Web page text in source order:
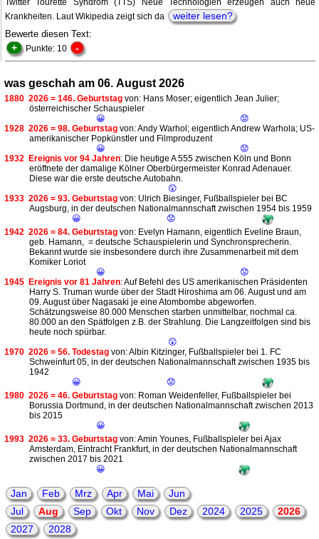
Twitter Tourette Syndrom (TTS) Neue Technologien erzeugen auch neue
Krankheiten. Laut Wikipedia zeigt sich da
weiter lesen?
Bewerte diesen Text:
+ Punkte: 10 -
was geschah am 06. August 2026
1880 2026 = 146. Geburtstag von: Hans Moser; eigentlich Jean Julier;
österreichischer Schauspieler
😀
😟
1928 2026 = 98. Geburtstag von: Andy Warhol; eigentlich Andrew Warhola; US-
amerikanischer Popkünstler und Filmproduzent
😀
😟
1932 Ereignis vor 94 Jahren: Die heutige A 555 zwischen Köln und Bonn
eröffnete der damalige Kölner Oberbürgermeister Konrad Adenauer.
Diese war die erste deutsche Autobahn.
😲
1933 2026 = 93. Geburtstag von: Ulrich Biesinger, Fußballspieler bei BC
Augsburg, in der deutschen Nationalmannschaft zwischen 1954 bis 1959
😀
😟
1942 2026 = 84. Geburtstag von: Evelyn Hamann, eigentlich Eveline Braun,
geb. Hamann, = deutsche Schauspielerin und Synchronsprecherin.
Bekannt wurde sie insbesondere durch ihre Zusammenarbeit mit dem
Komiker Loriot
😀
😟
1945 Ereignis vor 81 Jahren: Auf Befehl des US amerikanischen Präsidenten
Harry S. Truman wurde über der Stadt Hiroshima am 06. August und am
09. August über Nagasaki je eine Atombombe abgeworfen.
Schätzungsweise 80.000 Menschen starben unmittelbar, nochmal ca.
80.000 an den Spätfolgen z.B. der Strahlung. Die Langzeitfolgen sind bis
heute noch spürbar.
😲
1970 2026 = 56. Todestag von: Albin Kitzinger, Fußballspieler bei 1. FC
Schweinfurt 05, in der deutschen Nationalmannschaft zwischen 1935 bis
1942
😀
😟
1980 2026 = 46. Geburtstag von: Roman Weidenfeller, Fußballspieler bei
Borussia Dortmund, in der deutschen Nationalmannschaft zwischen 2013
bis 2015
😀
1993 2026 = 33. Geburtstag von: Amin Younes, Fußballspieler bei Ajax
Amsterdam, Eintracht Frankfurt, in der deutschen Nationalmannschaft
zwischen 2017 bis 2021
😀
Jan Feb Mrz Apr Mai
Jun
Jul
Aug Sep Okt Nov Dez 2024 2025
2026
2027
2028